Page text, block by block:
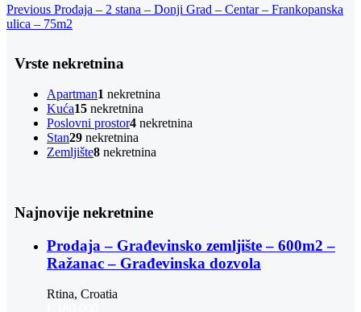
Navigacija
objava
Previous
Post
Previous Prodaja – 2 stana – Donji Grad – Centar – Frankopanska
ulica – 75m2
Vrste nekretnina
Apartman1 nekretnina
Kuća15 nekretnina
Poslovni prostor4 nekretnina
Stan29 nekretnina
Zemljište8 nekretnina
Najnovije nekretnine
Prodaja – Građevinsko zemljište – 600m2 –
Ražanac – Građevinska dozvola
Rtina, Croatia